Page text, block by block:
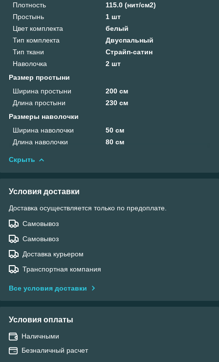
Плотность
115.0 (нит/см2)
Простынь
1 шт
Цвет комплекта
белый
Тип комплекта
Двуспальный
Тип ткани
Страйп-сатин
Наволочка
2 шт
Размер простыни
Ширина простыни
200 см
Длина простыни
230 см
Размеры наволочки
Ширина наволочки
50 см
Длина наволочки
80 см
Скрыть
Условия доставки
Доставка осуществляется только по предоплате.
Самовывоз
Самовывоз
Доставка курьером
Транспортная компания
Все условия доставки
Условия оплаты
Наличными
Безналичный расчет